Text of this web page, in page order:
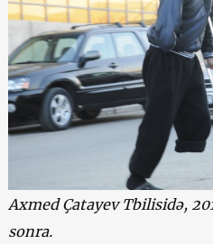
Axmed Çatayev Tbilisidə,
sonra.